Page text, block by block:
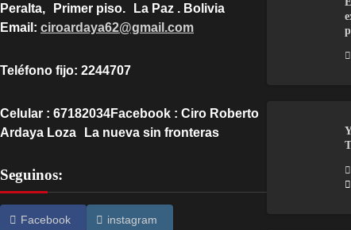
Peralta, Primer piso. La Paz . Bolivia
Email: ciroardaya62@gmail.com
Teléfono fijo: 2244707
Celular : 67182034Facebook : Ciro Roberto
Ardaya Loza La nueva sin fronteras
Seguinos:
Facebook instagram